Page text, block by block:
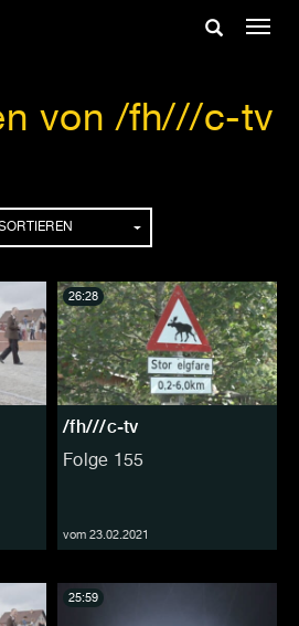
Suche
von /fh///c-tv
/fh///c-tv
Folge 155
vom 23.02.2021
26:28
25:59